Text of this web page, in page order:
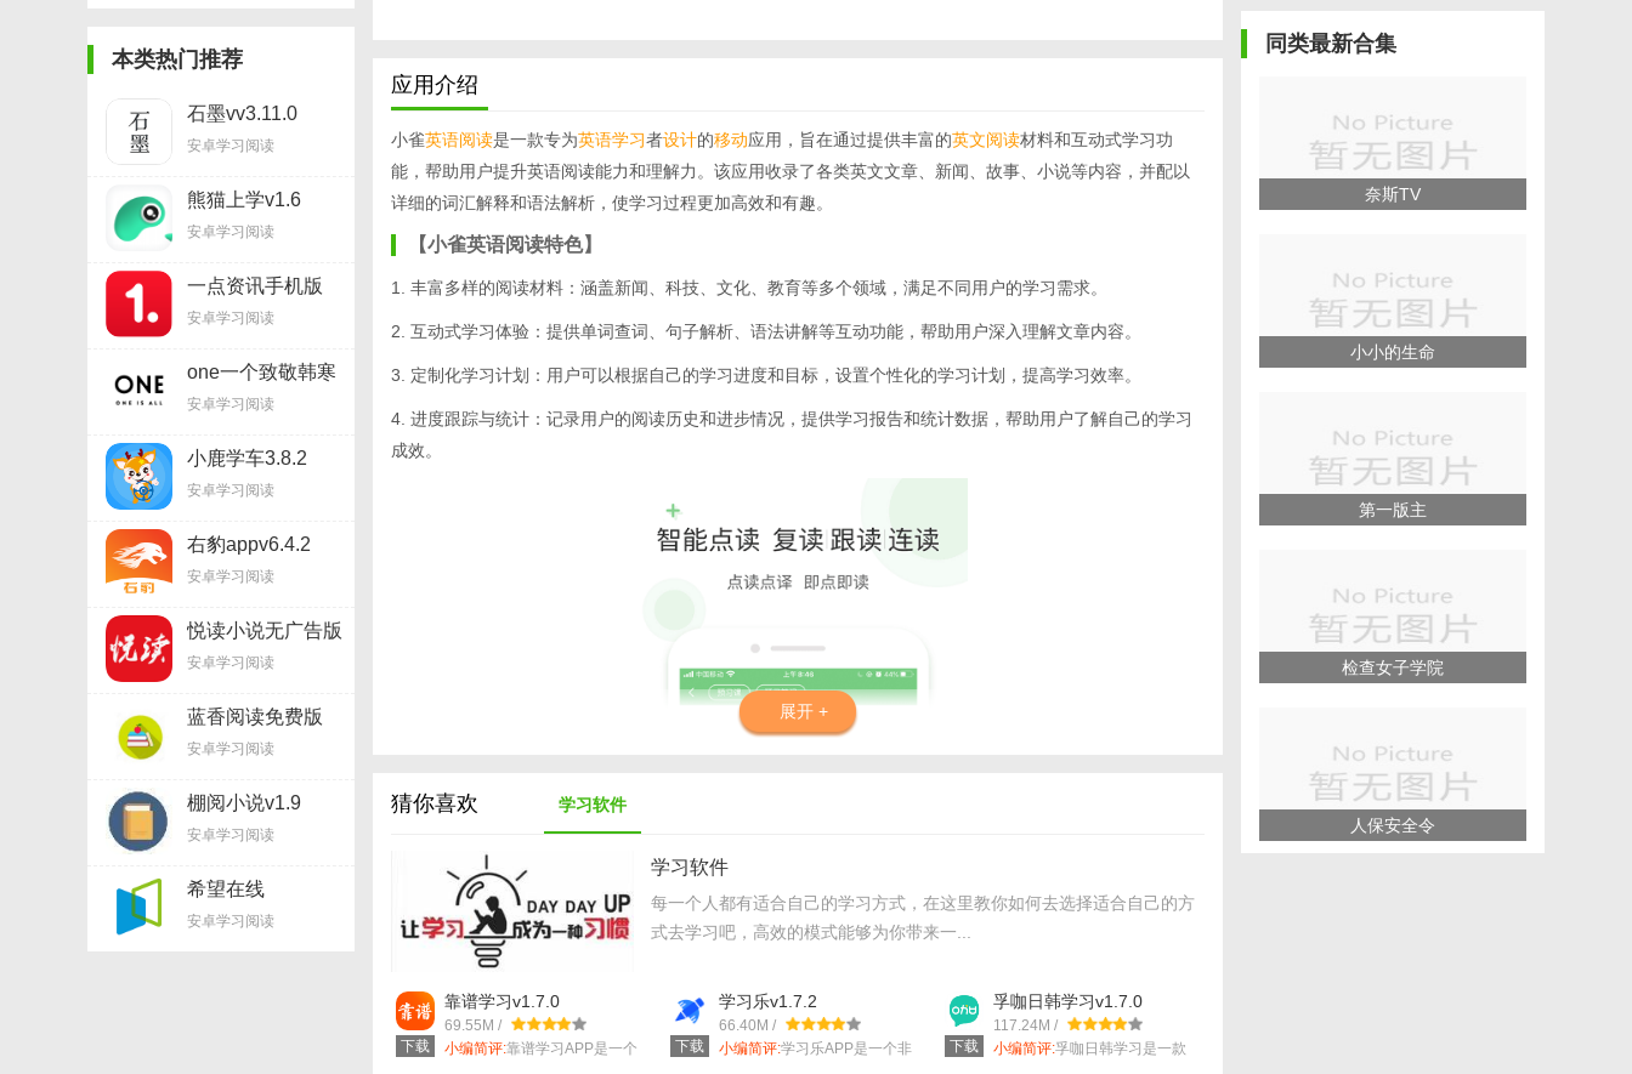
本类热门推荐
石墨vv3.11.0
安卓学习阅读
熊猫上学v1.6
安卓学习阅读
一点资讯手机版
v5.12.7.0
安卓学习阅读
one一个致敬韩寒
appv5.8.5
安卓学习阅读
小鹿学车3.8.2
安卓学习阅读
右豹appv6.4.2
安卓学习阅读
悦读小说无广告版
v5.9.227
安卓学习阅读
蓝香阅读免费版
v3.33.04
安卓学习阅读
棚阅小说v1.9
安卓学习阅读
希望在线
appv2.8.0
安卓学习阅读
应用介绍
小雀英语阅读是一款专为英语学习者设计的移动应用，旨在通过提供丰富的英文阅读材料和互动式学习功
能，帮助用户提升英语阅读能力和理解力。该应用收录了各类英文文章、新闻、故事、小说等内容，并配以
详细的词汇解释和语法解析，使学习过程更加高效和有趣。
【小雀英语阅读特色】
1. 丰富多样的阅读材料：涵盖新闻、科技、文化、教育等多个领域，满足不同用户的学习需求。
2. 互动式学习体验：提供单词查词、句子解析、语法讲解等互动功能，帮助用户深入理解文章内容。
3. 定制化学习计划：用户可以根据自己的学习进度和目标，设置个性化的学习计划，提高学习效率。
4. 进度跟踪与统计：记录用户的阅读历史和进步情况，提供学习报告和统计数据，帮助用户了解自己的学习
成效。
展开 +
猜你喜欢 学习软件
学习软件
每一个人都有适合自己的学习方式，在这里教你如何去选择适合自己的方
式去学习吧，高效的模式能够为你带来一...
下载
靠谱学习v1.7.0
69.55M /
小编简评:靠谱学习APP是一个
下载
学习乐v1.7.2
66.40M /
小编简评:学习乐APP是一个非
下载
孚咖日韩学习v1.7.0
117.24M /
小编简评:孚咖日韩学习是一款
同类最新合集
奈斯TV
小小的生命
第一版主
检查女子学院
人保安全令